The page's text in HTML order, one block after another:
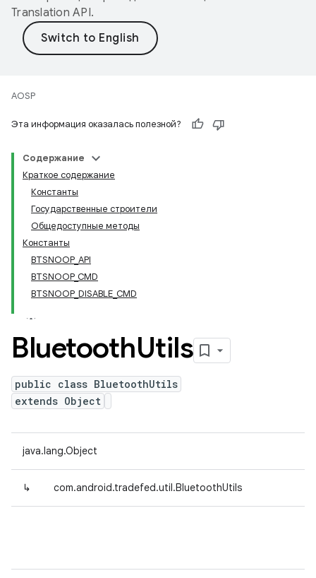
Translation API.
AOSP
Эта информация оказалась полезной?
Содержание
Краткое содержание
Константы
Государственные строители
Общедоступные методы
Константы
BTSNOOP_API
BTSNOOP_CMD
BTSNOOP_DISABLE_CMD
BluetoothUtils
public class BluetoothUtils
extends Object
java.lang.Object
↳ com.android.tradefed.util.BluetoothUtils